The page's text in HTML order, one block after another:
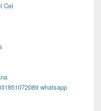
Cel
whatsapp